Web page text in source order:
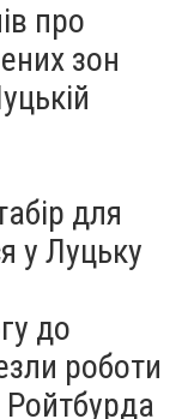
про
зон
для
у Луцьку
до
роботи